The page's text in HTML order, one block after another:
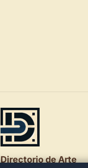
Directorio de Arte